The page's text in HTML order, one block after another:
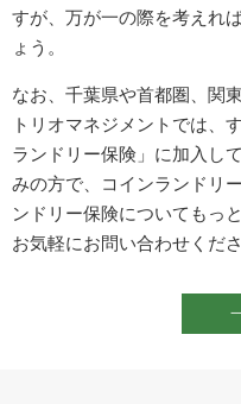
すが、万が一の際を考えれ
ょう。
なお、千葉県や首都圏、関
トリオマネジメントでは、
ランドリー保険」に加入し
みの方で、コインランドリ
ンドリー保険についてもっ
お気軽にお問い合わせくださ